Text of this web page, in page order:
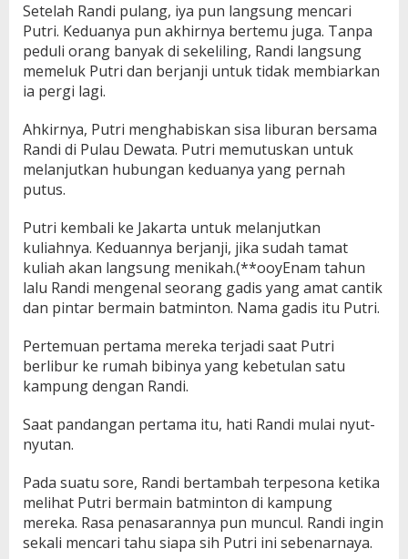
Setelah Randi pulang, iya pun langsung mencari
Putri. Keduanya pun akhirnya bertemu juga. Tanpa
peduli orang banyak di sekeliling, Randi langsung
memeluk Putri dan berjanji untuk tidak membiarkan
ia pergi lagi.
Ahkirnya, Putri menghabiskan sisa liburan bersama
Randi di Pulau Dewata. Putri memutuskan untuk
melanjutkan hubungan keduanya yang pernah
putus.
Putri kembali ke Jakarta untuk melanjutkan
kuliahnya. Keduannya berjanji, jika sudah tamat
kuliah akan langsung menikah.(**ooyEnam tahun
lalu Randi mengenal seorang gadis yang amat cantik
dan pintar bermain batminton. Nama gadis itu Putri.
Pertemuan pertama mereka terjadi saat Putri
berlibur ke rumah bibinya yang kebetulan satu
kampung dengan Randi.
Saat pandangan pertama itu, hati Randi mulai nyut-
nyutan.
Pada suatu sore, Randi bertambah terpesona ketika
melihat Putri bermain batminton di kampung
mereka. Rasa penasarannya pun muncul. Randi ingin
sekali mencari tahu siapa sih Putri ini sebenarnaya.